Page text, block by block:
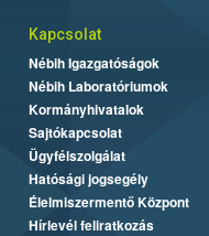
Kapcsolat
Nébih Igazgatóságok
Nébih Laboratóriumok
Kormányhivatalok
Sajtókapcsolat
Ügyfélszolgálat
Hatósági jogsegély
Élelmiszermentő Központ
Hírlevél feliratkozás